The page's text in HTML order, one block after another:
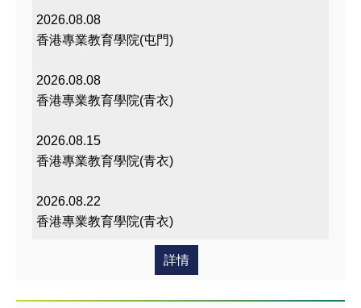
2026.08.08
香港專業教育學院(屯門)
2026.08.08
香港專業教育學院(青衣)
2026.08.15
香港專業教育學院(青衣)
2026.08.22
香港專業教育學院(青衣)
詳情